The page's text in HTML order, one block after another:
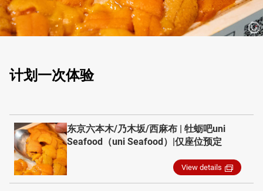
计划一次体验
东京六本木/乃木坂/西麻布 | 牡蛎吧uni
Seafood（uni Seafood）|仅座位预定
View details